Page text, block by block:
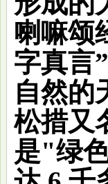
喇嘛颂
字真言
自然的
松措又
是"绿